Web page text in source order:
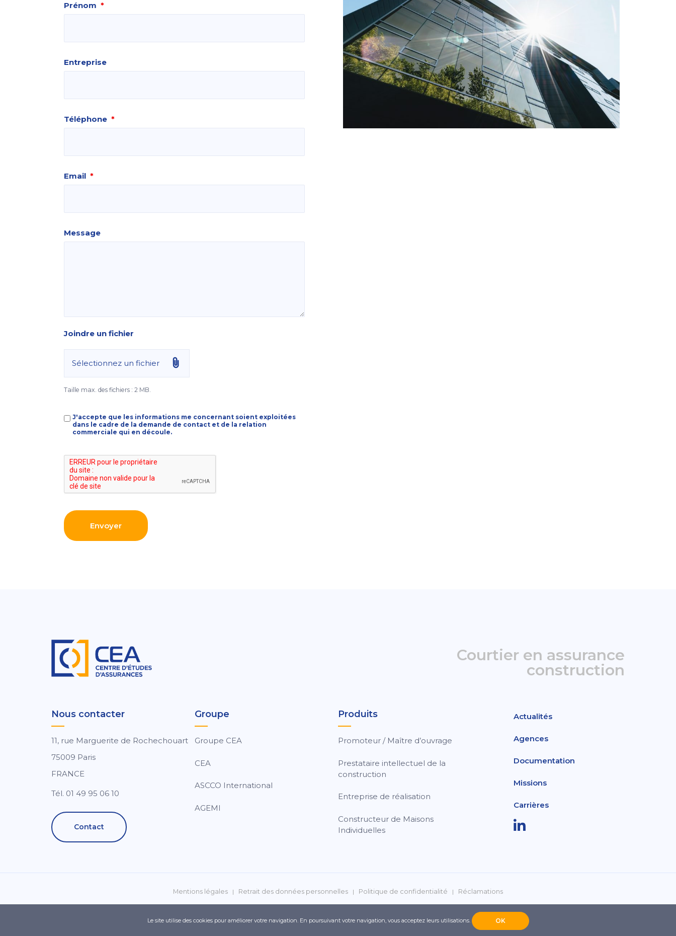
Prénom *
Entreprise
Téléphone *
Email *
Message
Joindre un fichier
Sélectionnez un fichier
Taille max. des fichiers : 2 MB.
RGPD *
J'accepte que les informations me concernant soient exploitées
dans le cadre de la demande de contact et de la relation
commerciale qui en découle.
CAPTCHA
Courtier en assurance
construction
Nous contacter
11, rue Marguerite de Rochechouart
75009 Paris
FRANCE
Tél. 01 49 95 06 10
Contact
Groupe
Groupe CEA
CEA
ASCCO International
AGEMI
Produits
Promoteur / Maître d’ouvrage
Prestataire intellectuel de la
construction
Entreprise de réalisation
Constructeur de Maisons
Individuelles
Actualités
Agences
Documentation
Missions
Carrières
Mentions légales Retrait des données personnelles Politique de confidentialité Réclamations
Le site utilise des cookies pour améliorer votre navigation. En poursuivant votre navigation, vous acceptez leurs utilisations. OK